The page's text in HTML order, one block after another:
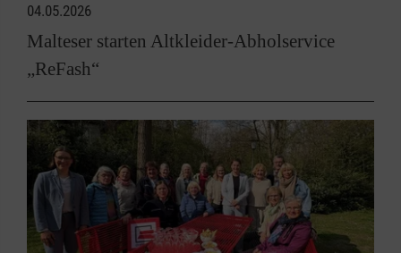
04.05.2026
Malteser starten Altkleider-Abholservice
„ReFash“